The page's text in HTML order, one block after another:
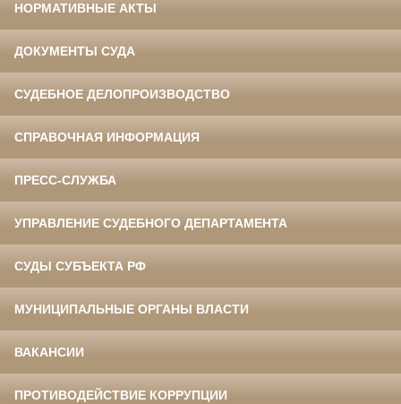
НОРМАТИВНЫЕ АКТЫ
ДОКУМЕНТЫ СУДА
СУДЕБНОЕ ДЕЛОПРОИЗВОДСТВО
СПРАВОЧНАЯ ИНФОРМАЦИЯ
ПРЕСС-СЛУЖБА
УПРАВЛЕНИЕ СУДЕБНОГО ДЕПАРТАМЕНТА
СУДЫ СУБЪЕКТА РФ
МУНИЦИПАЛЬНЫЕ ОРГАНЫ ВЛАСТИ
ВАКАНСИИ
ПРОТИВОДЕЙСТВИЕ КОРРУПЦИИ